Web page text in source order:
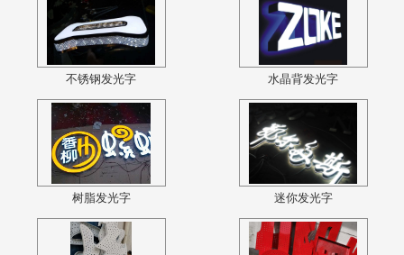
不锈钢发光字 水晶背发光字
树脂发光字 迷你发光字